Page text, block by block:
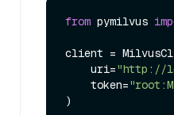
from pymilvus
client =
    uri=
"http://
    token=
)